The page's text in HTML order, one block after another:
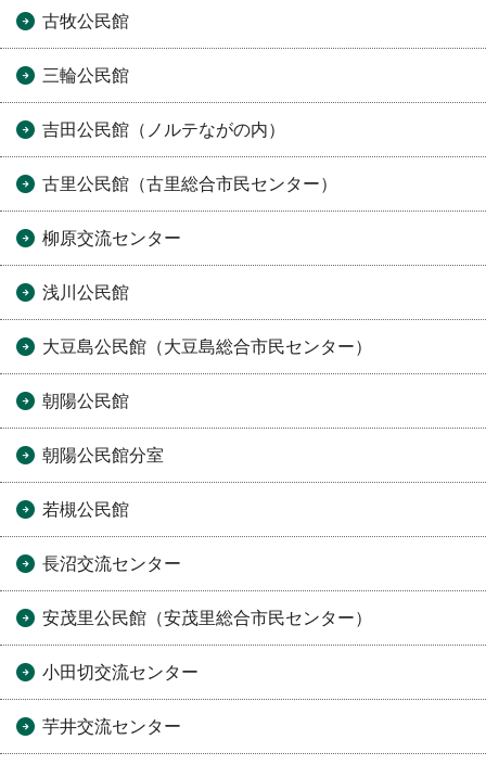
古牧公民館
三輪公民館
吉田公民館（ノルテながの内）
古里公民館（古里総合市民センター）
柳原交流センター
浅川公民館
大豆島公民館（大豆島総合市民センター）
朝陽公民館
朝陽公民館分室
若槻公民館
長沼交流センター
安茂里公民館（安茂里総合市民センター）
小田切交流センター
芋井交流センター